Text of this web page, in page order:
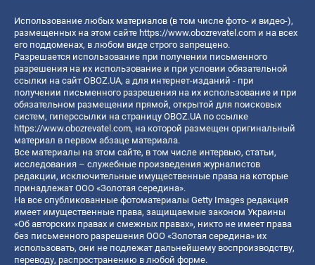
Использование любых материалов (в том числе фото- и видео-),
размещенных на этом сайте https://www.obozrevatel.com и на всех
его поддоменах, в любом виде строго запрещено.
Разрешается использование при получении письменного
разрешения на их использование и при условии обязательной
ссылки на сайт OBOZ.UA, а для интернет-изданий - при
получении письменного разрешения на их использование и при
обязательном размещении прямой, открытой для поисковых
систем, гиперссылки на страницу OBOZ.UA по ссылке
https://www.obozrevatel.com, на которой размещен оригинальный
материал в первом абзаце материала.
Все материалы на этом сайте, в том числе интервью, статьи,
исследования – служебные произведения журналистов
редакции, исключительные имущественные права на которые
принадлежат ООО «Золотая середина».
На все опубликованные фотоматериалы Getty Images редакция
имеет имущественные права, защищаемые законом Украины
«Об авторских правах и смежных правах», никто не имеет права
без письменного разрешения ООО «Золотая середина» их
использовать, они не подлежат дальнейшему воспроизводству,
переводу, распространению в любой форме.